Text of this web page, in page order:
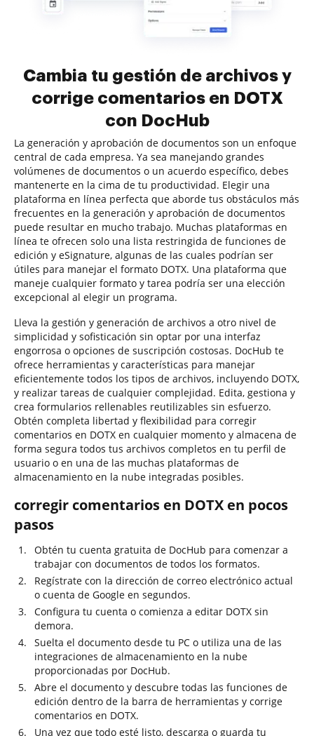
Cambia tu gestión de archivos y
corrige comentarios en DOTX
con DocHub
La generación y aprobación de documentos son un enfoque
central de cada empresa. Ya sea manejando grandes
volúmenes de documentos o un acuerdo específico, debes
mantenerte en la cima de tu productividad. Elegir una
plataforma en línea perfecta que aborde tus obstáculos más
frecuentes en la generación y aprobación de documentos
puede resultar en mucho trabajo. Muchas plataformas en
línea te ofrecen solo una lista restringida de funciones de
edición y eSignature, algunas de las cuales podrían ser
útiles para manejar el formato DOTX. Una plataforma que
maneje cualquier formato y tarea podría ser una elección
excepcional al elegir un programa.
Lleva la gestión y generación de archivos a otro nivel de
simplicidad y sofisticación sin optar por una interfaz
engorrosa o opciones de suscripción costosas. DocHub te
ofrece herramientas y características para manejar
eficientemente todos los tipos de archivos, incluyendo DOTX,
y realizar tareas de cualquier complejidad. Edita, gestiona y
crea formularios rellenables reutilizables sin esfuerzo.
Obtén completa libertad y flexibilidad para corregir
comentarios en DOTX en cualquier momento y almacena de
forma segura todos tus archivos completos en tu perfil de
usuario o en una de las muchas plataformas de
almacenamiento en la nube integradas posibles.
corregir comentarios en DOTX en pocos
pasos
Obtén tu cuenta gratuita de DocHub para comenzar a
trabajar con documentos de todos los formatos.
Regístrate con la dirección de correo electrónico actual
o cuenta de Google en segundos.
Configura tu cuenta o comienza a editar DOTX sin
demora.
Suelta el documento desde tu PC o utiliza una de las
integraciones de almacenamiento en la nube
proporcionadas por DocHub.
Abre el documento y descubre todas las funciones de
edición dentro de la barra de herramientas y corrige
comentarios en DOTX.
Una vez que todo esté listo, descarga o guarda tu